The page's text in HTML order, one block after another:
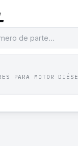
PARA MOTOR